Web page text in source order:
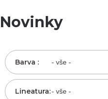
Novinky
Barva :
Lineatura: